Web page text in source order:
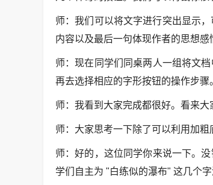
师：我们可以将文字进行突出显示
内容以及最后一句体现作者的思想感
师：现在同学们同桌两人一组将文
再去选择相应的字形按钮的操作步骤
师：我看到大家完成都很好。看来
师：大家思考一下除了可以利用加
师：好的，这位同学你来说一下。
学们自主为 "白练似的瀑布" 这几个字